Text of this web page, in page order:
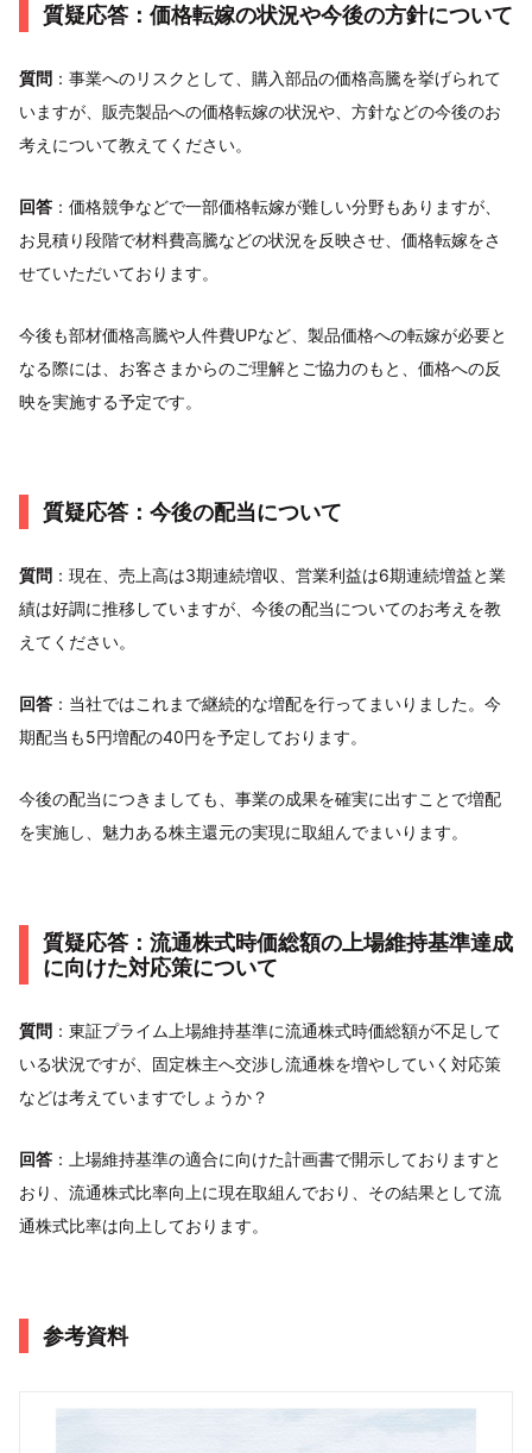
質疑応答：価格転嫁の状況や今後の方針について
質問 ：事業へのリスクとして、購入部品の価格高騰を挙げられて
いますが、販売製品への価格転嫁の状況や、方針などの今後のお
考えについて教えてください。
回答 ：価格競争などで一部価格転嫁が難しい分野もありますが、
お見積り段階で材料費高騰などの状況を反映させ、価格転嫁をさ
せていただいております。
今後も部材価格高騰や人件費UPなど、製品価格への転嫁が必要と
なる際には、お客さまからのご理解とご協力のもと、価格への反
映を実施する予定です。
質疑応答：今後の配当について
質問 ：現在、売上高は3期連続増収、営業利益は6期連続増益と業
績は好調に推移していますが、今後の配当についてのお考えを教
えてください。
回答 ：当社ではこれまで継続的な増配を行ってまいりました。今
期配当も5円増配の40円を予定しております。
今後の配当につきましても、事業の成果を確実に出すことで増配
を実施し、魅力ある株主還元の実現に取組んでまいります。
質疑応答：流通株式時価総額の上場維持基準達成
に向けた対応策について
質問 ：東証プライム上場維持基準に流通株式時価総額が不足して
いる状況ですが、固定株主へ交渉し流通株を増やしていく対応策
などは考えていますでしょうか？
回答 ：上場維持基準の適合に向けた計画書で開示しておりますと
おり、流通株式比率向上に現在取組んでおり、その結果として流
通株式比率は向上しております。
参考資料